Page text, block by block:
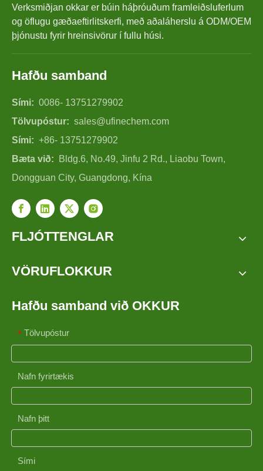
Verksmiðjan okkar er búin háþróuðum framleiðsluferlum
og öflugu gæðaeftirlitskerfi, með aðaláherslu á ODM/OEM
þjónustu fyrir hreinsivörur í fullu húsi.
Hafðu samband
Sími: 0086- 13751279902
Tölvupóstur: sales@ufinechem.com
Sími: +86- 13751279902
Bæta við:
Bldg.6, No.49, Jinfu 2 Rd., Liaobu Town,
Dongguan City, Guangdong, Kína
FLJÓTTENGLAR
VÖRUFLOKKUR
Hafðu samband við OKKUR
* Tölvupóstur
Nafn fyrirtækis
Nafn þitt
Sími